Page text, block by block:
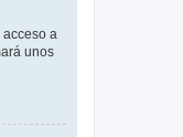
a
unos